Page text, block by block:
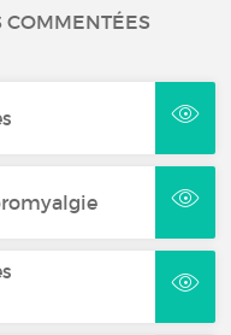
COMMENTÉES